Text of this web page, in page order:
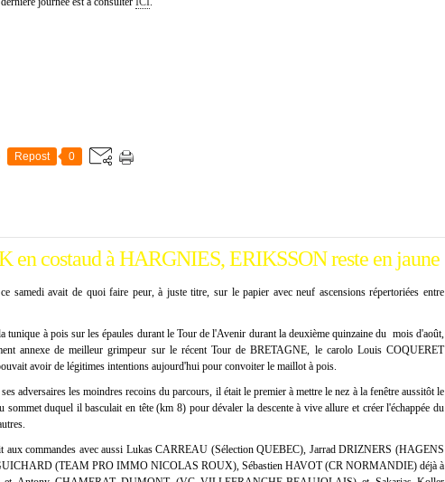
Repost 0
en costaud à HARGNIES, ERIKSSON reste en jaune
samedi avait de quoi faire peur, à juste titre, sur le papier avec neuf ascensions répertoriées entre
tunique à pois sur les épaules durant le Tour de l'Avenir durant la deuxième quinzaine du mois d'août,
annexe de meilleur grimpeur sur le récent Tour de BRETAGNE, le carolo Louis COQUERET
avoir de légitimes intentions aujourd'hui pour convoiter le maillot à pois.
adversaires les moindres recoins du parcours, il était le premier à mettre le nez à la fenêtre aussitôt le
duquel il basculait en tête (km 8) pour dévaler la descente à vive allure et créer l'échappée du
aux commandes avec aussi Lukas CARREAU (Sélection QUEBEC), Jarrad DRIZNERS (HAGENS
(TEAM PRO IMMO NICOLAS ROUX), Sébastien HAVOT (CR NORMANDIE) déjà à